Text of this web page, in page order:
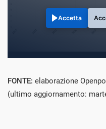
Accetta
FONTE: elaborazione
(ultimo aggiornamento: